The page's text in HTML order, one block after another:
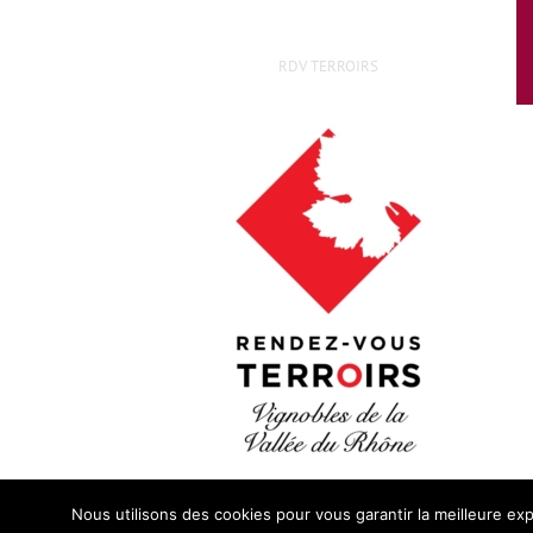
RDV TERROIRS
Nous utilisons des cookies pour vous garantir la meilleure